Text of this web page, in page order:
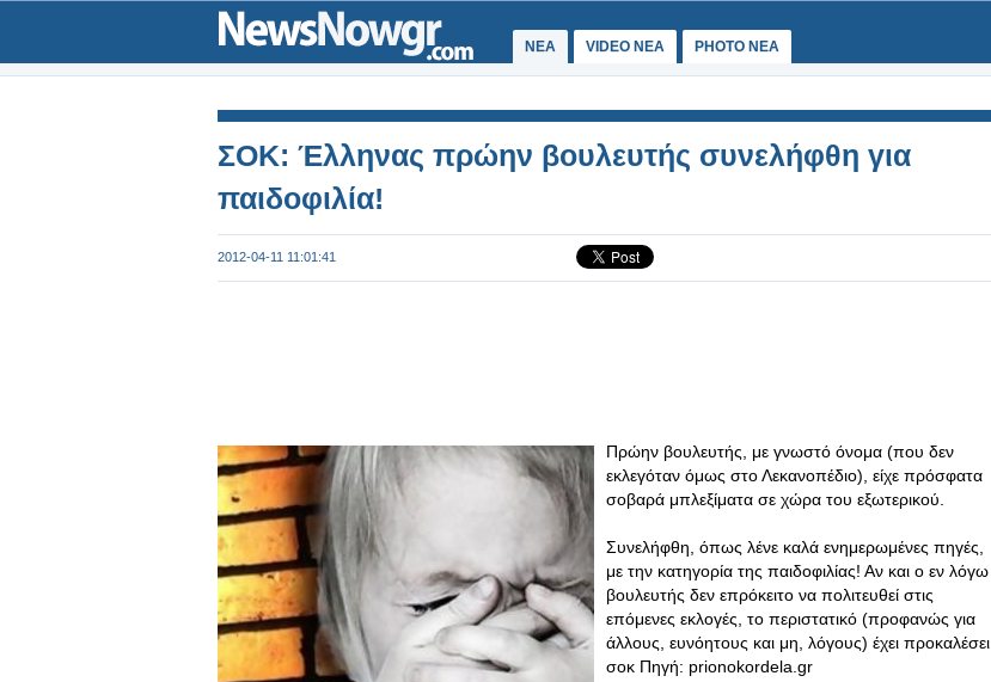
ΝΕΑ VIDEO NEA PHOTO NEA
ΣΟΚ: Έλληνας πρώην βουλευτής συνελήφθη για
παιδοφιλία!
2012-04-11 11:01:41
Πρώην βουλευτής, με γνωστό όνομα (που δεν
εκλεγόταν όμως στο Λεκανοπέδιο), είχε πρόσφατα
σοβαρά μπλεξίματα σε χώρα του εξωτερικού.
Συνελήφθη, όπως λένε καλά ενημερωμένες πηγές,
με την κατηγορία της παιδοφιλίας! Αν και ο εν λόγω
βουλευτής δεν επρόκειτο να πολιτευθεί στις
επόμενες εκλογές, το περιστατικό (προφανώς για
άλλους, ευνόητους και μη, λόγους) έχει προκαλέσει
σοκ Πηγή: prionokordela.gr